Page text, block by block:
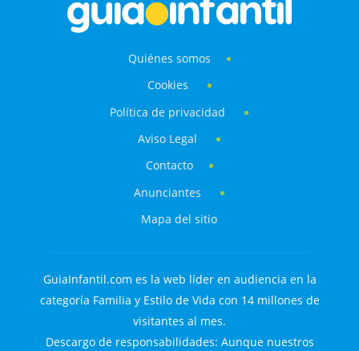
Quiénes somos
Cookies
Política de privacidad
Aviso Legal
Contacto
Anunciantes
Mapa del sitio
GuiaInfantil.com es la web líder en audiencia en la
categoría Familia y Estilo de Vida con 14 millones de
visitantes al mes.
Descargo de responsabilidades: Aunque nuestros